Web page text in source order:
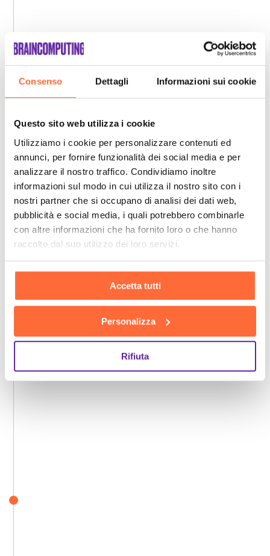
Consenso Dettagli Informazioni sui cookie
Questo sito web utilizza i cookie
Utilizziamo i cookie per personalizzare contenuti ed
annunci, per fornire funzionalità dei social media e per
analizzare il nostro traffico. Condividiamo inoltre
informazioni sul modo in cui utilizza il nostro sito con i
nostri partner che si occupano di analisi dei dati web,
pubblicità e social media, i quali potrebbero combinarle
con altre informazioni che ha fornito loro o che hanno
raccolto dal suo utilizzo dei loro servizi.
Accetta tutti
Personalizza
Rifiuta